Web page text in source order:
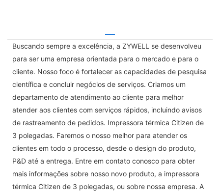
Buscando sempre a excelência, a ZYWELL se desenvolveu
para ser uma empresa orientada para o mercado e para o
cliente. Nosso foco é fortalecer as capacidades de pesquisa
científica e concluir negócios de serviços. Criamos um
departamento de atendimento ao cliente para melhor
atender aos clientes com serviços rápidos, incluindo avisos
de rastreamento de pedidos. Impressora térmica Citizen de
3 polegadas. Faremos o nosso melhor para atender os
clientes em todo o processo, desde o design do produto,
P&D até a entrega. Entre em contato conosco para obter
mais informações sobre nosso novo produto, a impressora
térmica Citizen de 3 polegadas, ou sobre nossa empresa. A